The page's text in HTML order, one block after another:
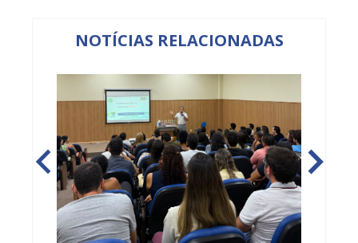
NOTÍCIAS RELACIONADAS